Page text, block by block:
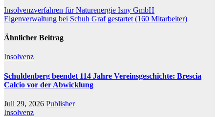
Beitragsnavigation
Insolvenzverfahren für Naturenergie Isny GmbH
Eigenverwaltung bei Schuh Graf gestartet (160 Mitarbeiter)
Ähnlicher Beitrag
Insolvenz
Schuldenberg beendet 114 Jahre Vereinsgeschichte: Brescia
Calcio vor der Abwicklung
Juli 29, 2026 Publisher
Insolvenz